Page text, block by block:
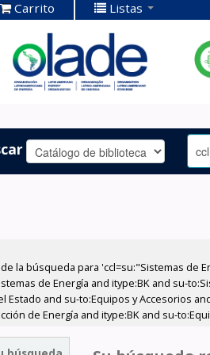
Carrito Listas
la búsqueda para 'ccl=su:"Sistemas de
de Energía and itype:BK and su-
Estado and su-to:Equipos y Accesorios
de Energía and itype:BK and su-